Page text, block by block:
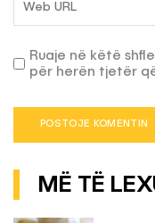
Ruaje në këtë
për herën tjetër
MË TË